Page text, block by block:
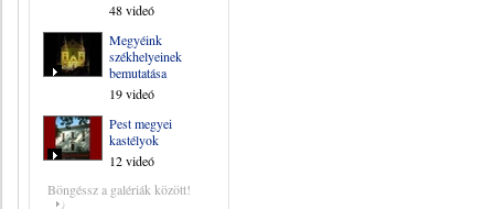
48 videó
Megyéink
székhelyeinek
bemutatása
19 videó
Pest megyei
kastélyok
12 videó
Böngéssz a galériák között!